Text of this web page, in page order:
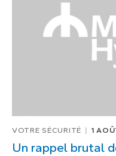
VOTRE SÉCURITÉ 1
Un rappel brutal